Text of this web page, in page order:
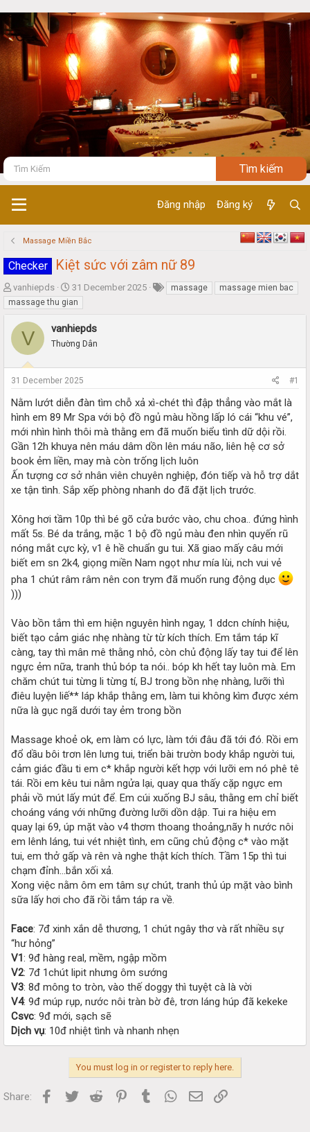
Đăng nhập Đăng ký
Massage Miền Bắc
Checker Kiệt sức với zâm nữ 89
T
h
r
e
d
a
r
e
r
vanhiepds
S
t
a
r
d
e
31 December 2025 massage
massage mien bac
massage thu gian
V vanhiepds
Thường Dân
31 December 2025 #1
Nằm lướt diễn đàn tìm chỗ xả xì-chét thì đập thẳng vào mắt là
hình em 89 Mr Spa với bộ đồ ngủ màu hồng lấp ló cái “khu vé”,
mới nhìn hình thôi mà thằng em đã muốn biểu tình dữ dội rồi.
Gần 12h khuya nên máu dâm dồn lên máu não, liên hệ cơ sở
book ẻm liền, may mà còn trống lịch luôn
Ấn tượng cơ sở nhân viên chuyên nghiệp, đón tiếp và hỗ trợ dắt
xe tận tình. Sắp xếp phòng nhanh do đã đặt lịch trước.
Xông hơi tầm 10p thì bé gõ cửa bước vào, chu choa.. đứng hình
mất 5s. Bé da trắng, mặc 1 bộ đồ ngủ màu đen nhìn quyến rũ
nóng mắt cực kỳ, v1 ê hề chuẩn gu tui. Xã giao mấy câu mới
biết em sn 2k4, giọng miền Nam ngọt như mía lùi, nch vui vẻ
pha 1 chút râm râm nên con trym đã muốn rung động dục
)))
Vào bồn tắm thì em hiện nguyên hình ngay, 1 ddcn chính hiệu,
biết tạo cảm giác nhẹ nhàng từ từ kích thích. Em tắm táp kĩ
càng, tay thì mân mê thằng nhỏ, còn chủ động lấy tay tui để lên
ngực ẻm nữa, tranh thủ bóp ta nói.. bóp kh hết tay luôn mà. Em
chăm chút tui từng li từng tí, BJ trong bồn nhẹ nhàng, lưỡi thì
điêu luyện liế** láp khắp thằng em, làm tui không kìm được xém
nữa là gục ngã dưới tay ẻm trong bồn
Massage khoẻ ok, em làm có lực, làm tới đâu đã tới đó. Rồi em
đổ dầu bôi trơn lên lưng tui, triển bài trườn body khắp người tui,
cảm giác đầu ti em c* khắp người kết hợp với lưỡi em nó phê tê
tái. Rồi em kêu tui nằm ngửa lại, quay qua thấy cặp ngực em
phải vồ mút lấy mút để. Em cúi xuống BJ sâu, thằng em chỉ biết
choáng váng với những đường lưỡi dồn dập. Tui ra hiệu em
quay lại 69, úp mặt vào v4 thơm thoang thoảng,nãy h nước nôi
em lênh láng, tui vét nhiệt tình, em cũng chủ động c* vào mặt
tui, em thở gấp và rên và nghe thật kích thích. Tầm 15p thì tui
chạm đỉnh…bắn xối xả.
Xong việc nằm ôm em tâm sự chút, tranh thủ úp mặt vào bình
sữa lấy hơi cho đã rồi tắm táp ra về.
Face: 7đ xinh xắn dễ thương, 1 chút ngây thơ và rất nhiều sự
“hư hỏng”
V1: 9đ hàng real, mềm, ngập mồm
V2: 7đ 1chút lipit nhưng ôm sướng
V3: 8đ mông to tròn, vào thế doggy thì tuyệt cà là vời
V4: 9đ múp rụp, nước nôi tràn bờ đê, trơn láng húp đã kekeke
Csvc: 9đ mới, sạch sẽ
Dịch vụ: 10đ nhiệt tình và nhanh nhẹn
You must log in or register to reply here.
Share: Facebook
Twitter Reddit PinterestTumblr WhatsApp
Email